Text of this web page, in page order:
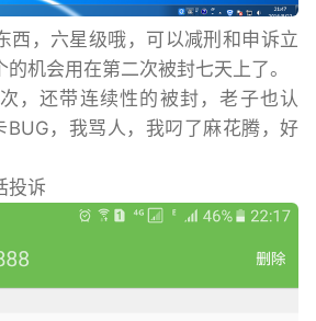
西，六星级哦，可以减刑和申诉立
机会用在第二次被封七天上了。
，还带连续性的被封，老子也认
BUG，我骂人，我叼了麻花腾，好
投诉